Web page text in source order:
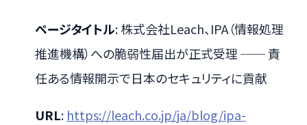
ページタイトル: 株式会社Leach、IPA（情報処理
推進機構）への脆弱性届出が正式受理 ── 責
任ある情報開示で日本のセキュリティに貢献
URL: https://leach.co.jp/ja/blog/ipa-